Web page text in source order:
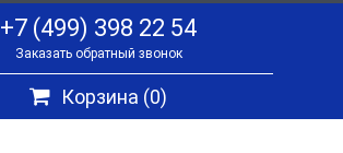
+7 (499) 398 22 54
Заказать обратный звонок
Корзина (0)